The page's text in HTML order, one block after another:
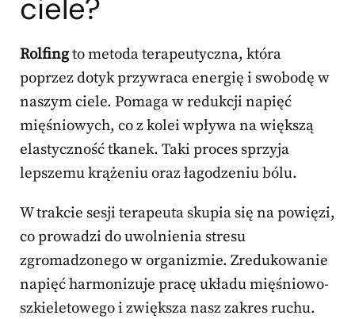
ciele?
Rolfingto metoda terapeutyczna, która
poprzez dotyk przywraca energię i swobodę w
naszym ciele. Pomaga w redukcji napięć
mięśniowych, co z kolei wpływa na większą
elastyczność tkanek. Taki proces sprzyja
lepszemu krążeniu oraz łagodzeniu bólu.
W trakcie sesji terapeuta skupia się na powięzi,
co prowadzi do uwolnienia stresu
zgromadzonego w organizmie. Zredukowanie
napięć harmonizuje pracę układu mięśniowo-
szkieletowego i zwiększa nasz zakres ruchu.